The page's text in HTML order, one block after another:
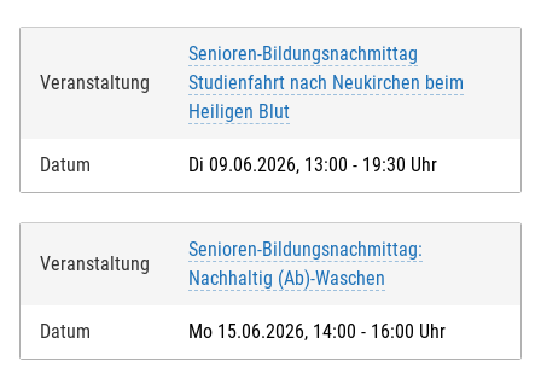
Veranstaltung
Senioren-Bildungsnachmittag
Studienfahrt nach Neukirchen beim
Heiligen Blut
Datum Di 09.06.2026, 13:00 - 19:30 Uhr
Veranstaltung
Senioren-Bildungsnachmittag:
Nachhaltig (Ab)-Waschen
Datum Mo 15.06.2026, 14:00 - 16:00 Uhr